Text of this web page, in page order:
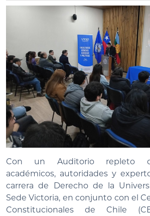
Con un Auditorio repleto
académicos, autoridades y
carrera de Derecho de la
Sede Victoria, en conjunto con el
Constitucionales de Chile